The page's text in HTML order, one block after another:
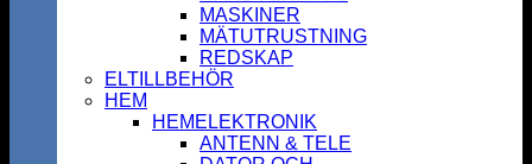
MASKINER
MÄTUTRUSTNING
REDSKAP
ELTILLBEHÖR
HEM
HEMELEKTRONIK
ANTENN & TELE